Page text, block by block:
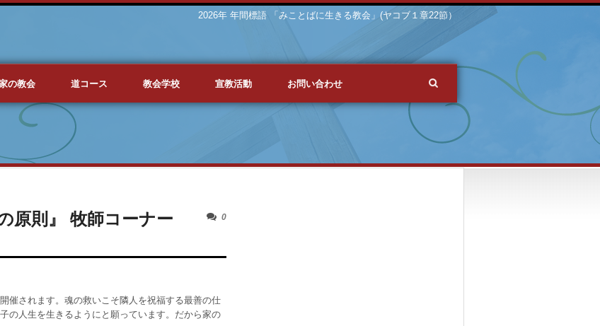
2026年 年間標語 「みことばに生きる教会」(ヤコブ１章22節）
の教会 道コース 教会学校 宣教活動 お問い合わせ
0
原則』 牧師コーナー
催されます。魂の救いこそ隣人を祝福する最善の仕
の人生を生きるようにと願っています。だから家の